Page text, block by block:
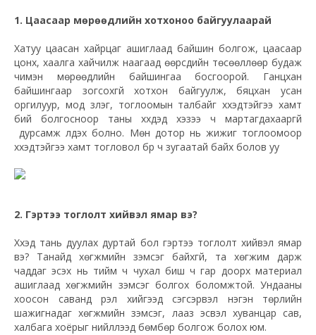
1. Цаасаар мөрөөдлийн хотхоноо байгуулаарай
Хатуу цаасан хайрцаг ашиглаад байшин болгож, цаасаар
цонх, хаалга хайчилж наагаад өөрсдийн төсөөллөөр будаж
чимэн мөрөөдлийн байшингаа босгоорой. Ганцхан
байшингаар зогсохгүй хотхон байгуулж, бяцхан усан
оргилуур, мод зүлэг, тоглоомын талбайг хүүхэдтэйгээ хамт
бий болгосноор таны хүүхдэд хэзээ ч мартагдахааргүй
дурсамж үлдэх болно. Мөн дотор нь жижиг тоглоомоор
хүүхэдтэйгээ хамт тогловол бүр ч зугаатай байх болов уу
2. Гэртээ тоглолт хийвэл ямар вэ?
Хүүхэд тань дуулах дуртай бол гэртээ тоглолт хийвэл ямар
вэ? Танайд хөгжмийн зэмсэг байхгүй, та хөгжим дарж
чаддаг эсэх нь тийм ч чухал биш ч гар доорх материал
ашиглаад хөгжмийн зэмсэг болгох боломжтой. Ундааны
хоосон саванд үрэл хийгээд сэгсэрвэл нэгэн төрлийн
шажигнадаг хөгжмийн зэмсэг, лааз эсвэл хуванцар сав,
халбага хоёрыг нийлүүлээд бөмбөр болгож болох юм.